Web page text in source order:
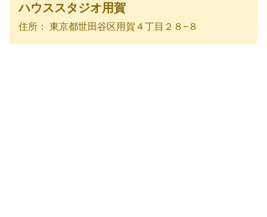
ハウススタジオ用賀
住所： 東京都世田谷区用賀４丁目２８−８